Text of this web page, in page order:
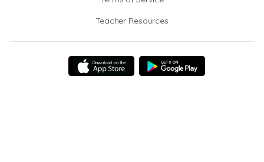
Teacher Resources